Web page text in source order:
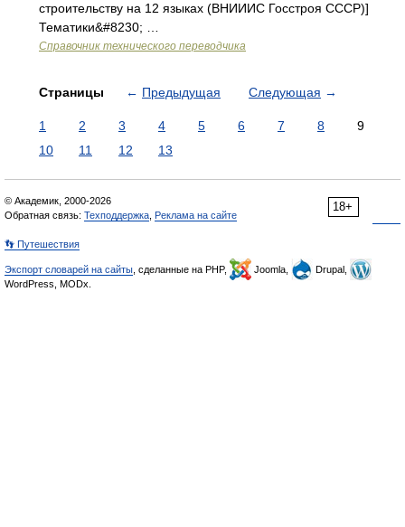
строительству на 12 языках (ВНИИИС Госстроя СССР)]
Тематики&#8230; …
Справочник технического переводчика
Страницы ← Предыдущая Следующая →
1 2 3 4 5 6 7 8
9
10
11 12 13
18+
© Академик, 2000-2026
Обратная связь: Техподдержка Реклама на сайте
👣 Путешествия
Экспорт словарей на сайты , сделанные на PHP, Joomla,
Drupal,
WordPress, MODx.